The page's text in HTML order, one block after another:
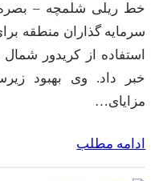
خط ریلی شلمچه – بصره
سرمایه گذاران منطقه
استفاده از کریدور
خبر داد. وی بهبود
مزایای…
ادامه مطلب